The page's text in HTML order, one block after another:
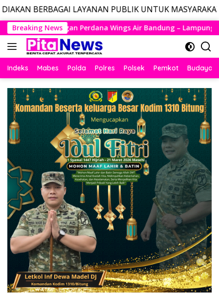
LAYANAN PUBLIK UNTUK MASYARAKAT, LAYANAN
Langsung
ke
konten
Breaking News
Air Bandung – Lampung Resmi Mengudara, Husein
Indeks Mabes Polda Polres Polsek Pemkot Budaya